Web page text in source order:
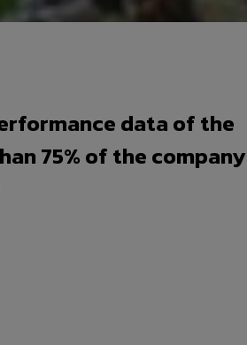
data of the
75% of the company